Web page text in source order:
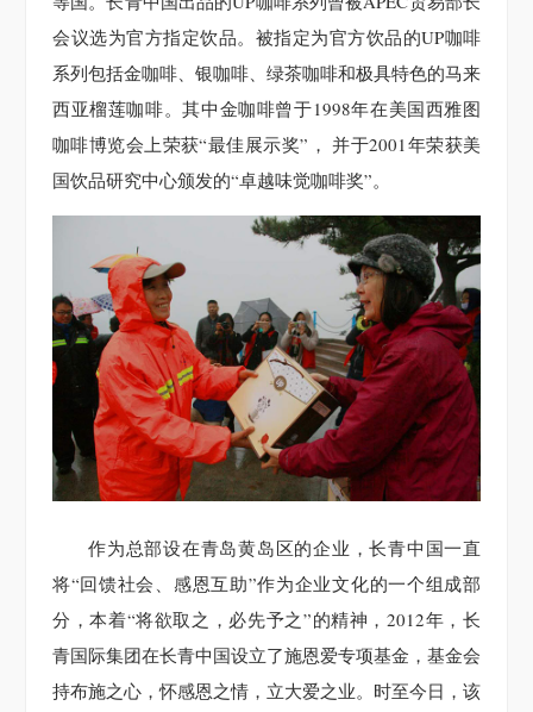
会议选为官方指定饮品。被指定为官方饮品的UP咖啡
系列包括金咖啡、银咖啡、绿茶咖啡和极具特色的马来
西亚榴莲咖啡。其中金咖啡曾于1998年在美国西雅图
咖啡博览会上荣获“最佳展示奖”， 并于2001年荣获美
国饮品研究中心颁发的“卓越味觉咖啡奖”。
作为总部设在青岛黄岛区的企业，长青中国一直
将“回馈社会、感恩互助”作为企业文化的一个组成部
分，本着“将欲取之，必先予之”的精神，2012年，长
青国际集团在长青中国设立了施恩爱专项基金，基金会
持布施之心，怀感恩之情，立大爱之业。时至今日，该